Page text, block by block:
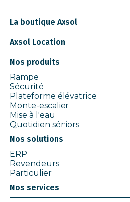
La boutique Axsol
Axsol Location
Nos produits
Rampe
Sécurité
Plateforme élévatrice
Monte-escalier
Mise à l'eau
Quotidien séniors
Nos solutions
ERP
Revendeurs
Particulier
Nos services